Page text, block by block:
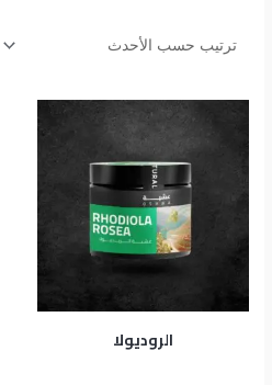
الروديولا
نطاق
السعر:
هناك
العديد
الأشكال